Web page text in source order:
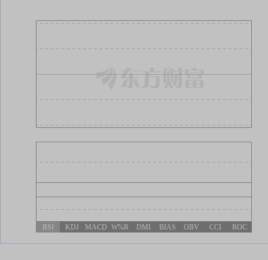
RSI KDJ MACD W%R DMI BIAS OBV CCI ROC